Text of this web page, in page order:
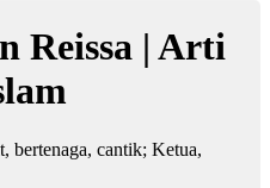
Reissa | Arti
bertenaga, cantik; Ketua,